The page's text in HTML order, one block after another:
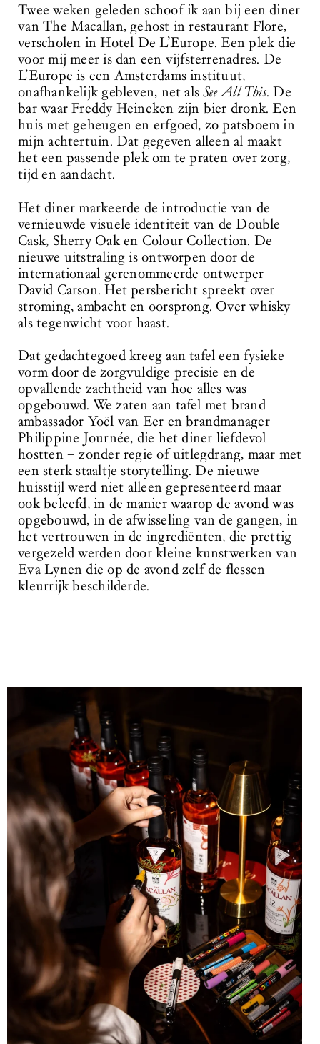
Twee weken geleden schoof ik aan bij een diner
van The Macallan, gehost in restaurant Flore,
verscholen in Hotel De L’Europe. Een plek die
voor mij meer is dan een vijfsterrenadres. De
L’Europe is een Amsterdams instituut,
onafhankelijk gebleven, net als See All This. De
bar waar Freddy Heineken zijn bier dronk. Een
huis met geheugen en erfgoed, zo patsboem in
mijn achtertuin. Dat gegeven alleen al maakt
het een passende plek om te praten over zorg,
tijd en aandacht.
Het diner markeerde de introductie van de
vernieuwde visuele identiteit van de Double
Cask, Sherry Oak en Colour Collection. De
nieuwe uitstraling is ontworpen door de
internationaal gerenommeerde ontwerper
David Carson. Het persbericht spreekt over
stroming, ambacht en oorsprong. Over whisky
als tegenwicht voor haast.
Dat gedachtegoed kreeg aan tafel een fysieke
vorm door de zorgvuldige precisie en de
opvallende zachtheid van hoe alles was
opgebouwd. We zaten aan tafel met brand
ambassador Yoël van Eer en brandmanager
Philippine Journée, die het diner liefdevol
hostten – zonder regie of uitlegdrang, maar met
een sterk staaltje storytelling. De nieuwe
huisstijl werd niet alleen gepresenteerd maar
ook beleefd, in de manier waarop de avond was
opgebouwd, in de afwisseling van de gangen, in
het vertrouwen in de ingrediënten, die prettig
vergezeld werden door kleine kunstwerken van
Eva Lynen die op de avond zelf de flessen
kleurrijk beschilderde.